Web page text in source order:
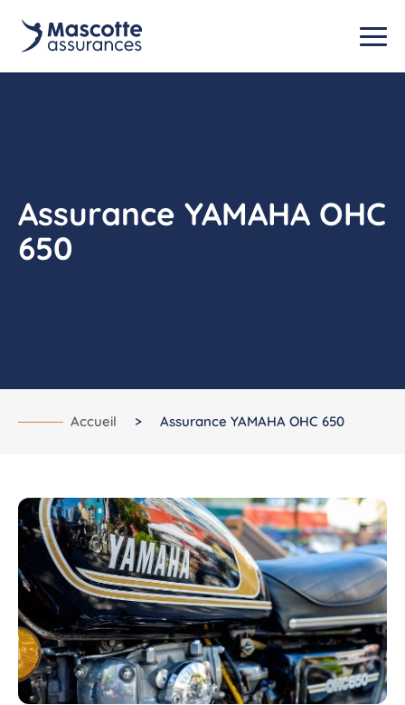
Assurance YAMAHA OHC
650
Accueil > Assurance YAMAHA OHC 650